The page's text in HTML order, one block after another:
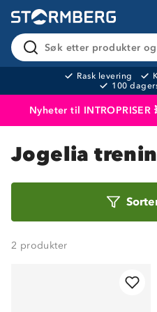
Søk etter produkter
Rask levering
100
Nyheter til
Produktet er lagt i
Jogelia
2 produkter